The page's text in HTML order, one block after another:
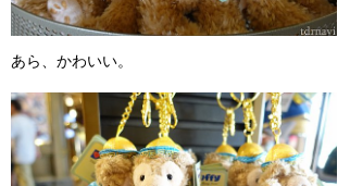
あら、かわいい。